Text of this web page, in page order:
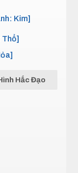
Kim]
Thổ]
Hắc Đạo